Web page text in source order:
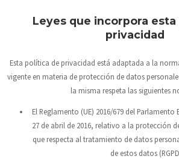
Leyes que incorpora
privacidad
Esta política de privacidad está adaptada a la
vigente en materia de protección de datos
la misma respeta las siguientes
El Reglamento (UE) 2016/679 del
27 de abril de 2016, relativo a la protección
que respecta al tratamiento de datos
de estos datos